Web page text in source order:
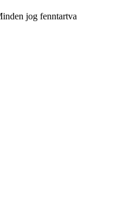
jog fenntartva